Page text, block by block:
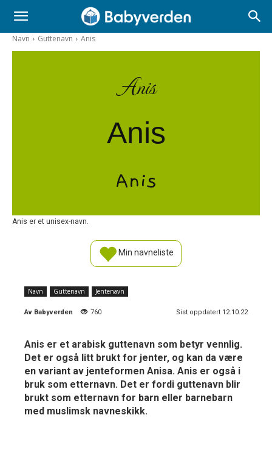
Navn Guttenavn Anis
Anis
Anis
Anis
Anis er et unisex-navn.
Min navneliste
Navn Guttenavn Jentenavn
Av Babyverden 760 Sist oppdatert 12.10.22
Anis er et arabisk guttenavn som betyr vennlig.
Det er også litt brukt for jenter, og kan da være
en variant av jenteformen Anisa. Anis er også i
bruk som etternavn. Det er fordi guttenavn blir
brukt som etternavn for barn eller barnebarn
med muslimsk navneskikk.